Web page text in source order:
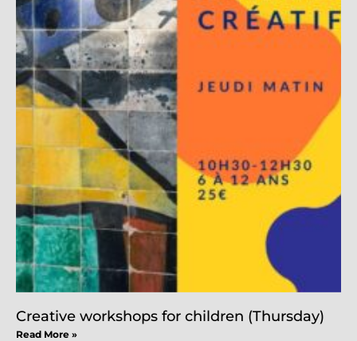
Creative workshops for children (Thursday)
Read More »